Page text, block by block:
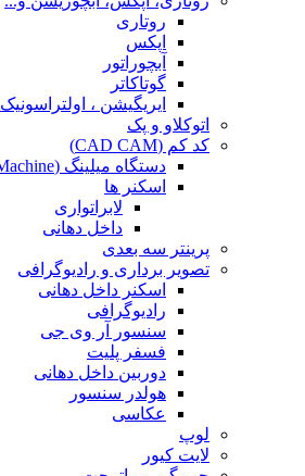
روتاری
اپکس
آبچوراتور
گوتاکاتر
ایریگیشن ، اولتراسونیک
اتوکلاو و پک
کد کم (CAD CAM)
دستگاه میلینگ (Milling Machine)
اسکنر ها
لابراتواری
داخل دهانی
پرینتر سه بعدی
تصویر برداری و رادیوگرافی
اسکنر داخل دهانی
رادیوگرافی
سنسور آر وی جی
فسفر پلیت
دوربین داخل دهانی
هولدر سنسور
عکاسی
لوپ
لایت کیور